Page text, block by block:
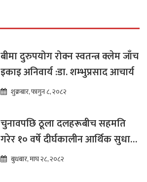
बीमा दुरुपयोग रोक्न स्वतन्त्र क्लेम जाँच
इकाइ अनिवार्य :डा. शम्भुप्रसाद आचार्य
शुक्रबार, फागुन ८, २०८२
चुनावपछि ठूला दलहरूबीच सहमति
गरेर १० वर्षे दीर्घकालीन आर्थिक सुधार
कार्यक्रम ल्याउनुपर्छ : हेमराज ढकाल
बुधबार, माघ २८, २०८२